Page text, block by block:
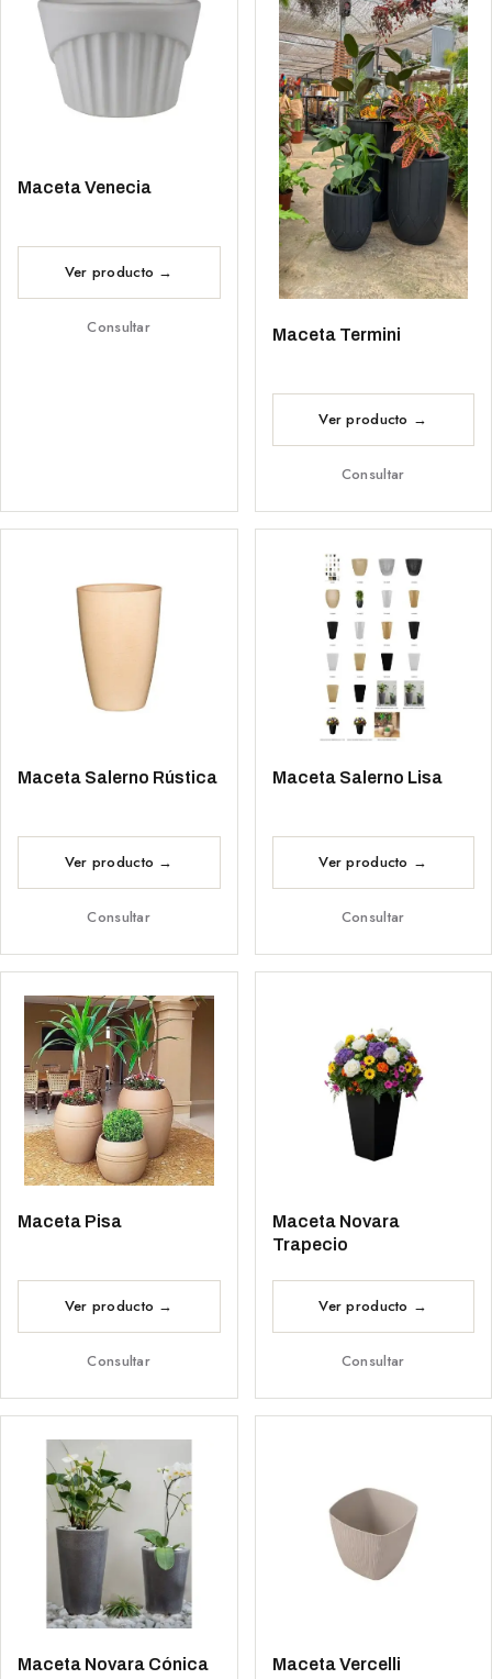
Maceta Venecia
Consultar Maceta Termini
Consultar
Maceta Salerno Rústica
Consultar
Maceta Salerno Lisa
Consultar
Maceta Pisa
Consultar
Maceta Novara
Trapecio
Consultar
Maceta Novara Cónica
Maceta Vercelli